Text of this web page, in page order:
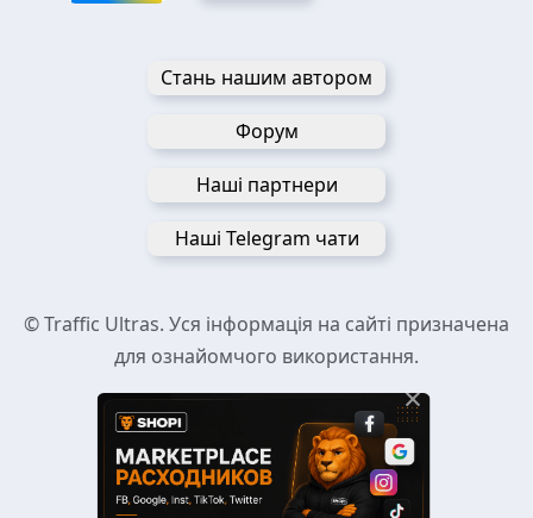
Стань нашим автором
Форум
Наші партнери
Наші Telegram чати
© Traffic Ultras. Уся інформація на сайті призначена
для ознайомчого використання.
×